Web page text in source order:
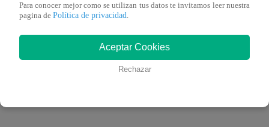
También te puede
Para conocer mejor como se utilizan tus datos te invitamos leer nuestra
pagina de Política de privacidad
Aceptar Cookies
Rechazar